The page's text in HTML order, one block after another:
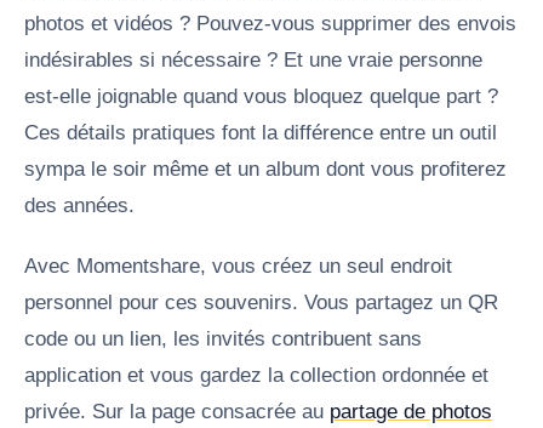
photos et vidéos ? Pouvez-vous supprimer des envois
indésirables si nécessaire ? Et une vraie personne
est-elle joignable quand vous bloquez quelque part ?
Ces détails pratiques font la différence entre un outil
sympa le soir même et un album dont vous profiterez
des années.
Avec Momentshare, vous créez un seul endroit
personnel pour ces souvenirs. Vous partagez un QR
code ou un lien, les invités contribuent sans
application et vous gardez la collection ordonnée et
privée. Sur la page consacrée au partage de photos